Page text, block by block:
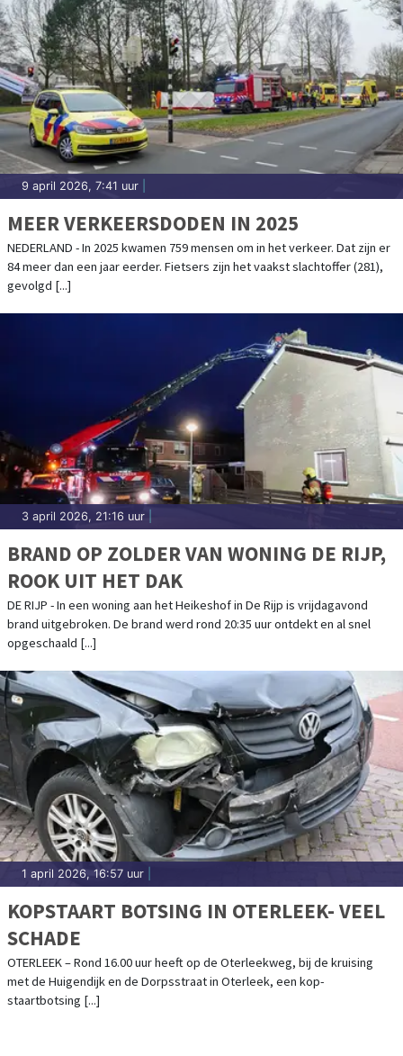
9 april 2026, 7:41 uur
MEER VERKEERSDODEN IN 2025
NEDERLAND - In 2025 kwamen 759 mensen om in het verkeer. Dat zijn er
84 meer dan een jaar eerder. Fietsers zijn het vaakst slachtoffer (281),
gevolgd [...]
3 april 2026, 21:16 uur
BRAND OP ZOLDER VAN WONING DE RIJP,
ROOK UIT HET DAK
DE RIJP - In een woning aan het Heikeshof in De Rijp is vrijdagavond
brand uitgebroken. De brand werd rond 20:35 uur ontdekt en al snel
opgeschaald [...]
1 april 2026, 16:57 uur
KOPSTAART BOTSING IN OTERLEEK- VEEL
SCHADE
OTERLEEK – Rond 16.00 uur heeft op de Oterleekweg, bij de kruising
met de Huigendijk en de Dorpsstraat in Oterleek, een kop-
staartbotsing [...]